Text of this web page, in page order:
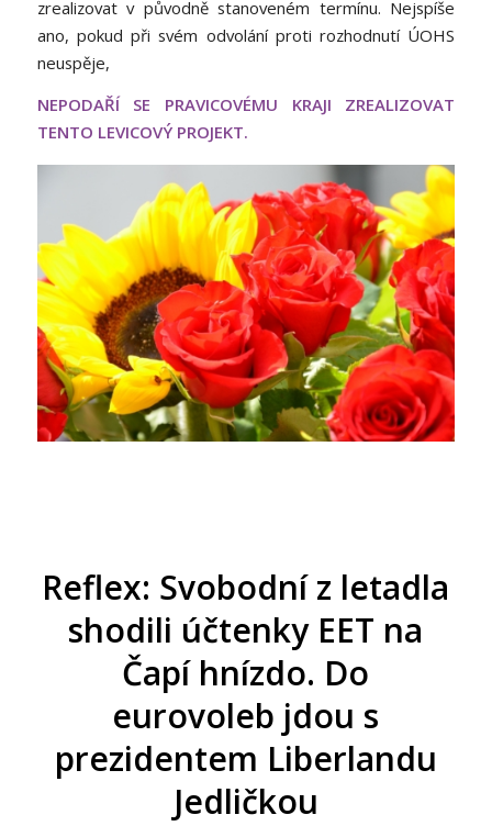
zrealizovat v původně stanoveném termínu. Nejspíše
ano, pokud při svém odvolání proti rozhodnutí ÚOHS
neuspěje,
NEPODAŘÍ SE PRAVICOVÉMU KRAJI ZREALIZOVAT
TENTO LEVICOVÝ PROJEKT.
Reflex: Svobodní z letadla
shodili účtenky EET na
Čapí hnízdo. Do
eurovoleb jdou s
prezidentem Liberlandu
Jedličkou